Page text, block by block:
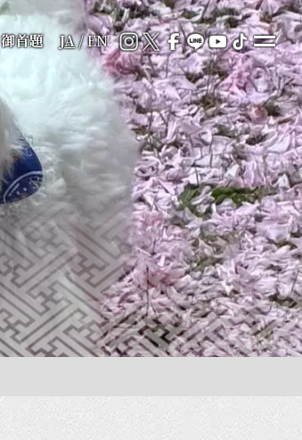
御首題 JA/EN